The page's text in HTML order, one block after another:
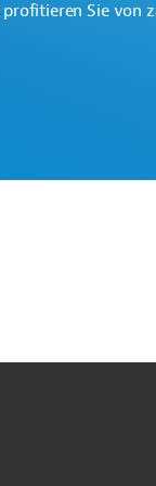
Sie von